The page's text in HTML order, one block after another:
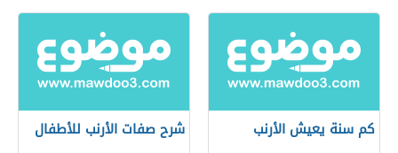
كم سنة يعيش الأرنب شرح صفات الأرنب للأطفال